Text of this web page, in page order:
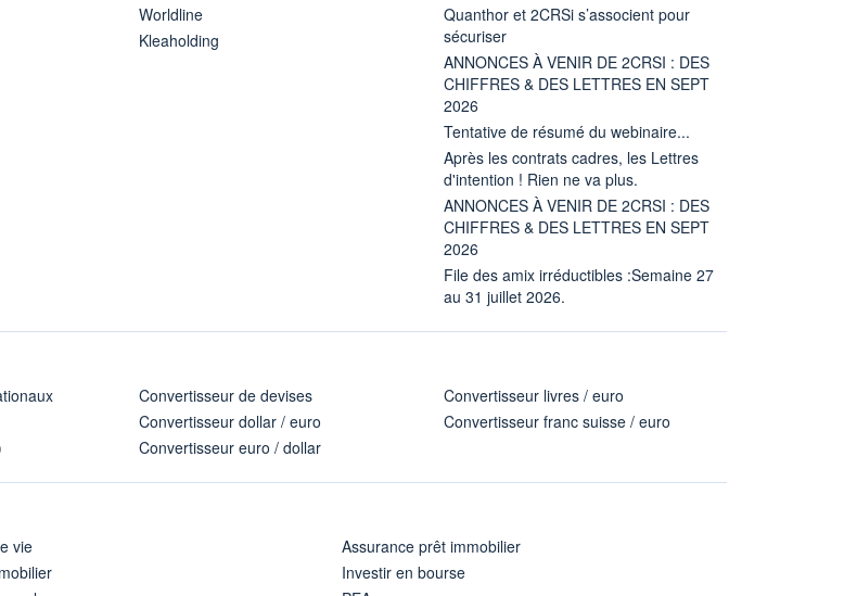
Worldline
Kleaholding
Quanthor et 2CRSi s’associent pour
sécuriser
ANNONCES À VENIR DE 2CRSI : DES
CHIFFRES & DES LETTRES EN SEPT
2026
Tentative de résumé du webinaire...
Après les contrats cadres, les Lettres
d'intention ! Rien ne va plus.
ANNONCES À VENIR DE 2CRSI : DES
CHIFFRES & DES LETTRES EN SEPT
2026
File des amix irréductibles :Semaine 27
au 31 juillet 2026.
Convertisseur de devises
Convertisseur dollar / euro
Convertisseur euro / dollar
Convertisseur livres / euro
Convertisseur franc suisse / euro
vie
Assurance prêt immobilier
Investir en bourse